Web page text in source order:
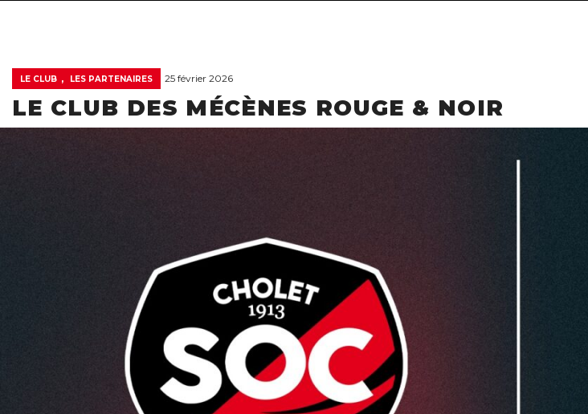
LE CLUB , LES PARTENAIRES 25 février 2026
LE CLUB DES MÉCÈNES ROUGE & NOIR